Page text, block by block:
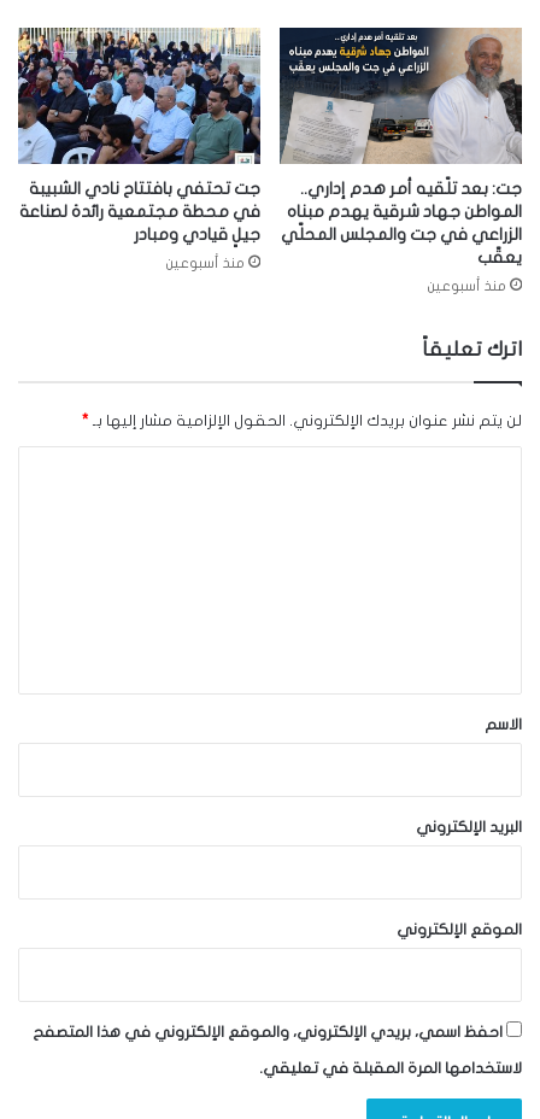
جت: بعد تلّقيه أمر هدم إداري..
المواطن جهاد شرقية يهدم مبناه
الزراعي في جت والمجلس المحلّي
يعقّب
منذ أسبوعين
جت تحتفي بافتتاح نادي الشبيبة
في محطة مجتمعية رائدة لصناعة
جيلٍ قيادي ومبادر
منذ أسبوعين
اترك تعليقاً
لن يتم نشر عنوان بريدك الإلكتروني. الحقول الإلزامية مشار إليها بـ *
*
الاسم
البريد الإلكتروني
الموقع الإلكتروني
احفظ اسمي، بريدي الإلكتروني، والموقع الإلكتروني في هذا المتصفح
لاستخدامها المرة المقبلة في تعليقي.